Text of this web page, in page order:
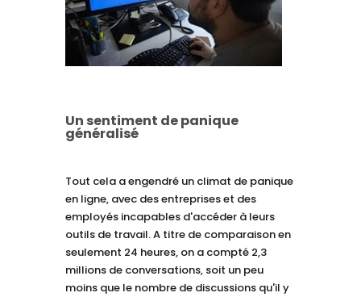
Un sentiment de panique
généralisé
Tout cela a engendré un climat de panique
en ligne, avec des entreprises et des
employés incapables d'accéder à leurs
outils de travail. A titre de comparaison en
seulement 24 heures, on a compté 2,3
millions de conversations, soit un peu
moins que le nombre de discussions qu'il y